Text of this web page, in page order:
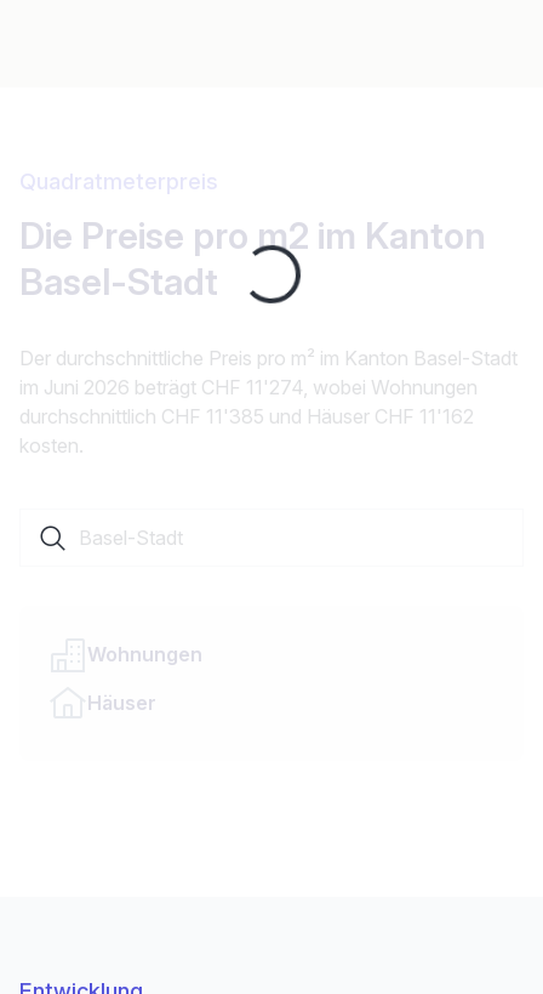
Loading...
Quadratmeterpreis
Die Preise pro m2 im Kanton
Basel-Stadt
Der durchschnittliche Preis pro m² im Kanton Basel-Stadt
im Juni 2026 beträgt CHF 11'274, wobei Wohnungen
durchschnittlich CHF 11'385 und Häuser CHF 11'162
kosten.
Wohnungen
Häuser